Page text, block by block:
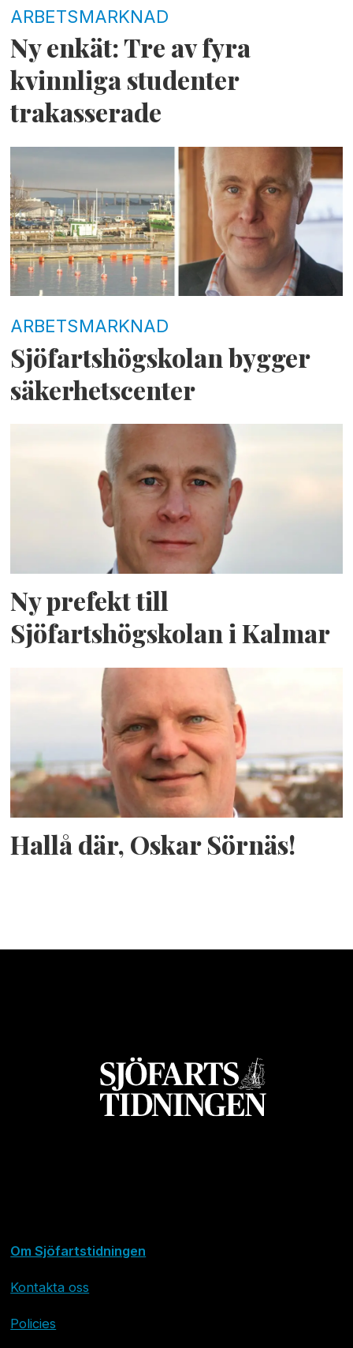
ARBETSMARKNAD
Ny enkät: Tre av fyra
kvinnliga studenter
trakasserade
ARBETSMARKNAD
Sjöfartshögskolan bygger
säkerhetscenter
Ny prefekt till
Sjöfartshögskolan i Kalmar
Hallå där, Oskar Sörnäs!
Om Sjöfartstidningen
Kontakta oss
Policies